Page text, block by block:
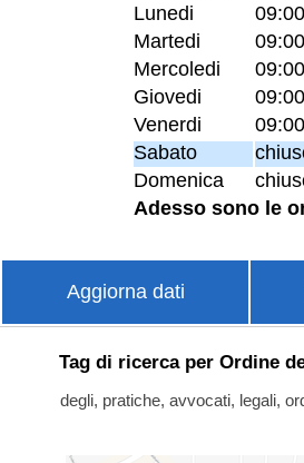
Lunedi
Martedi
Mercoledi
Giovedi
Venerdi
Sabato
Domenica
Adesso sono le
Aggiorna dati
Tag di ricerca per Ordine
degli, pratiche, avvocati, legali,